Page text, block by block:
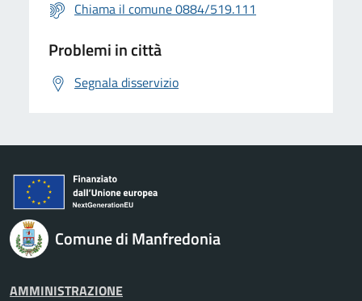
Chiama il comune 0884/519.111
Problemi in città
Segnala disservizio
Comune di Manfredonia
AMMINISTRAZIONE